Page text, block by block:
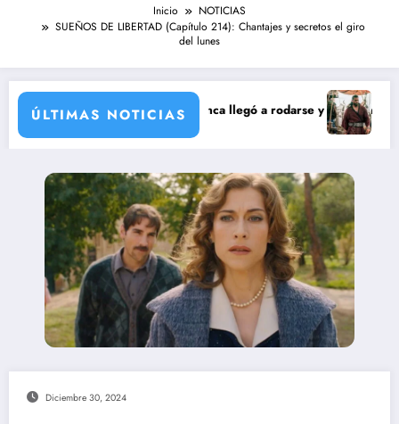
Inicio
NOTICIAS
SUEÑOS DE LIBERTAD (Capítulo 214): Chantajes y secretos el giro
del lunes
ÚLTIMAS NOTICIAS
de María Castro
Ordóñez que nunca llegó a rodarse y que convertía a Isabel
‘Sandokán’
Diciembre 30, 2024